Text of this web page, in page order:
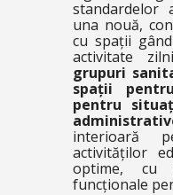
standardelor
una nouă,
cu spații
activitate
grupuri
spații
pentru
interioară
activităților
optime, cu
funcționale